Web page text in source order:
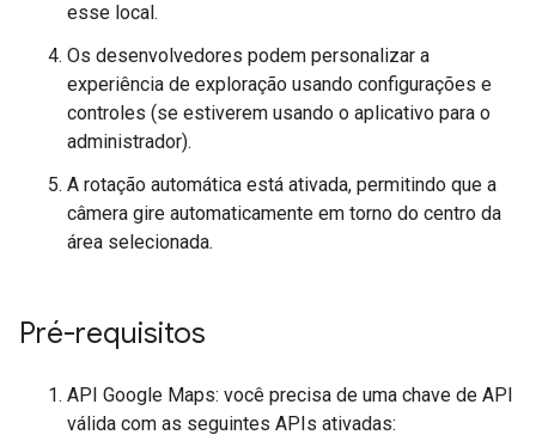
esse local.
Os desenvolvedores podem personalizar a
experiência de exploração usando configurações e
controles (se estiverem usando o aplicativo para o
administrador).
A rotação automática está ativada, permitindo que a
câmera gire automaticamente em torno do centro da
área selecionada.
Pré-requisitos
API Google Maps: você precisa de uma chave de API
válida com as seguintes APIs ativadas: